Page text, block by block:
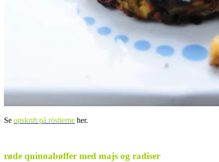
Se opskrift på röstierne her.
røde quinoabøffer med majs og radiser